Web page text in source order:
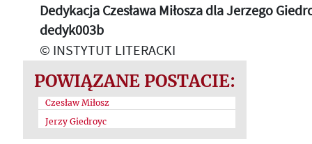
Dedykacja Czesława Miłosza dla Jerzego
dedyk003b
© INSTYTUT LITERACKI
POWIĄZANE POSTACIE:
Czesław Miłosz
Jerzy Giedroyc